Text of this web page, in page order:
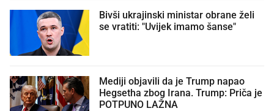
Bivši ukrajinski ministar obrane želi
se vratiti: "Uvijek imamo šanse"
Mediji objavili da je Trump napao
Hegsetha zbog Irana. Trump: Priča je
POTPUNO LAŽNA